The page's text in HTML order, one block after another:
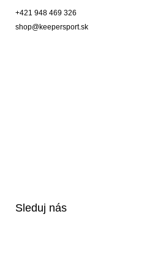
+421 948 469 326
shop@keepersport.sk
Sleduj nás